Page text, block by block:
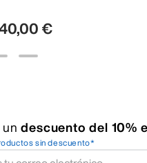
,00 €
un descuento del 10%
sin descuento*